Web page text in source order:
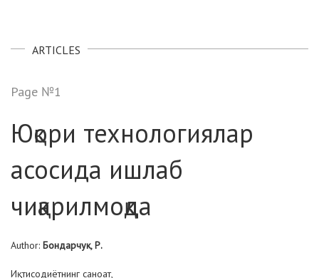
ARTICLES
Page №1
Юқори технологиялар
асосида ишлаб
чиқарилмоқда
Author: Бондарчук, Р.
Иқтисодиётнинг саноат,